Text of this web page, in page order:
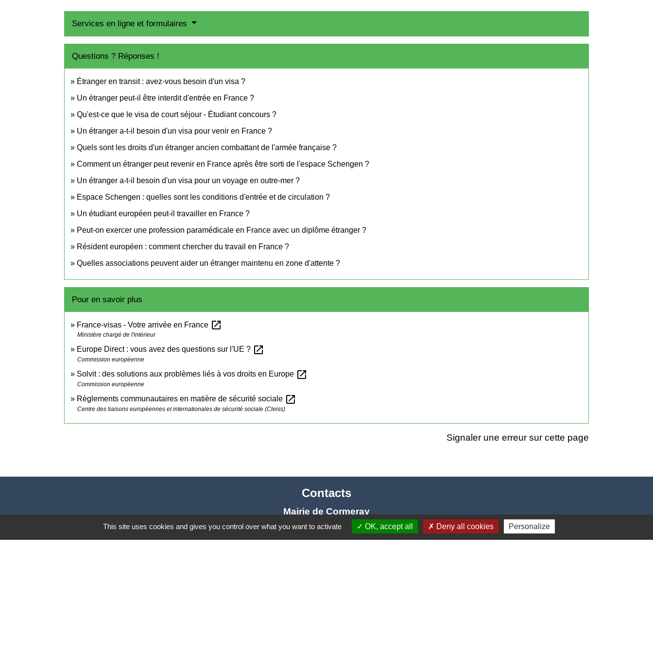
Services en ligne et formulaires
Questions ? Réponses !
Étranger en transit : avez-vous besoin d'un visa ?
Un étranger peut-il être interdit d'entrée en France ?
Qu'est-ce que le visa de court séjour - Étudiant concours ?
Un étranger a-t-il besoin d'un visa pour venir en France ?
Quels sont les droits d'un étranger ancien combattant de l'armée française ?
Comment un étranger peut revenir en France après être sorti de l'espace Schengen ?
Un étranger a-t-il besoin d'un visa pour un voyage en outre-mer ?
Espace Schengen : quelles sont les conditions d'entrée et de circulation ?
Un étudiant européen peut-il travailler en France ?
Peut-on exercer une profession paramédicale en France avec un diplôme étranger ?
Résident européen : comment chercher du travail en France ?
Quelles associations peuvent aider un étranger maintenu en zone d'attente ?
Pour en savoir plus
France-visas - Votre arrivée en France open_in_new
Ministère chargé de l'intérieur
Europe Direct : vous avez des questions sur l'UE ? open_in_new
Commission européenne
Solvit : des solutions aux problèmes liés à vos droits en Europe open_in_new
Commission européenne
Règlements communautaires en matière de sécurité sociale open_in_new
Centre des liaisons européennes et internationales de sécurité sociale (Cleiss)
Signaler une erreur sur cette page
Contacts
Mairie de Cormeray
1, RUE DE LA BUISSONNIERE
41120 Cormeray - FRANCE
This site uses cookies and gives you control over what you want to activate OK, accept all Deny all cookies Personalize